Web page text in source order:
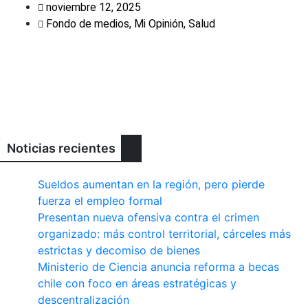
noviembre 12, 2025
Fondo de medios, Mi Opinión, Salud
Noticias recientes
Sueldos aumentan en la región, pero pierde
fuerza el empleo formal
Presentan nueva ofensiva contra el crimen
organizado: más control territorial, cárceles más
estrictas y decomiso de bienes
Ministerio de Ciencia anuncia reforma a becas
chile con foco en áreas estratégicas y
descentralización